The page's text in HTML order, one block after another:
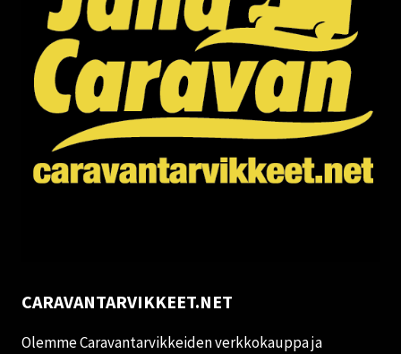
CARAVANTARVIKKEET.NET
Olemme Caravantarvikkeiden verkkokauppa ja